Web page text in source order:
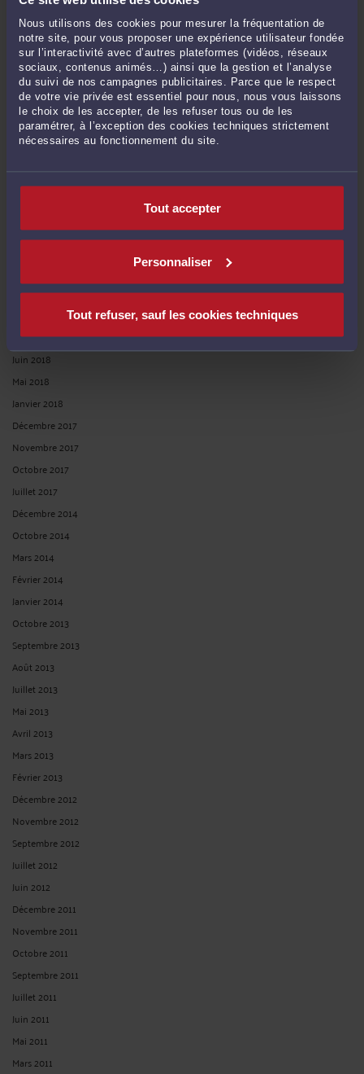
Nous utilisons des cookies pour mesurer la fréquentation de
notre site, pour vous proposer une expérience utilisateur fondée
sur l’interactivité avec d’autres plateformes (vidéos, réseaux
sociaux, contenus animés…) ainsi que la gestion et l’analyse
du suivi de nos campagnes publicitaires. Parce que le respect
de votre vie privée est essentiel pour nous, nous vous laissons
le choix de les accepter, de les refuser tous ou de les
paramétrer, à l’exception des cookies techniques strictement
nécessaires au fonctionnement du site.
Tout accepter
Personnaliser
Tout refuser, sauf les cookies techniques
RECHERCHE
Publié du au
ARCHIVES
Janvier 2023
Octobre 2020
Février 2020
Juin 2018
Mai 2018
Janvier 2018
Décembre 2017
Novembre 2017
Octobre 2017
Juillet 2017
Décembre 2014
Octobre 2014
Mars 2014
Février 2014
Janvier 2014
Octobre 2013
Septembre 2013
Août 2013
Juillet 2013
Mai 2013
Avril 2013
Mars 2013
Février 2013
Décembre 2012
Novembre 2012
Septembre 2012
Juillet 2012
Juin 2012
Décembre 2011
Novembre 2011
Octobre 2011
Septembre 2011
Juillet 2011
Juin 2011
Mai 2011
Mars 2011